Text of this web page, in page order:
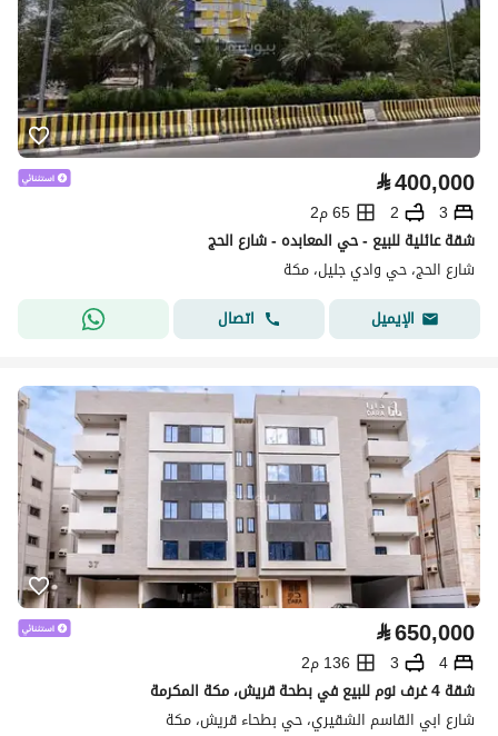
⃁400,000
3
2
65 م2
شقة عائلية للبيع - حي المعابده - شارع الحج
شارع الحج، حي وادي جليل، مكة
الإيميل
اتصال
⃁650,000
4
3
136 م2
شقة 4 غرف نوم للبيع في بطحة قريش، مكة المكرمة
شارع ابي القاسم الشقيري، حي بطحاء قريش، مكة